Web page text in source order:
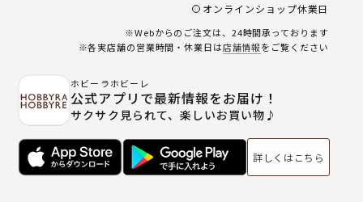
オンラインショップ休業日
※Webからのご注文は、24時間承っております
※各実店舗の営業時間・休業日は店舗情報をご覧ください
ホビーラホビーレ
公式アプリで最新情報をお届け！
サクサク見られて、楽しいお買い物♪
詳しくはこちら